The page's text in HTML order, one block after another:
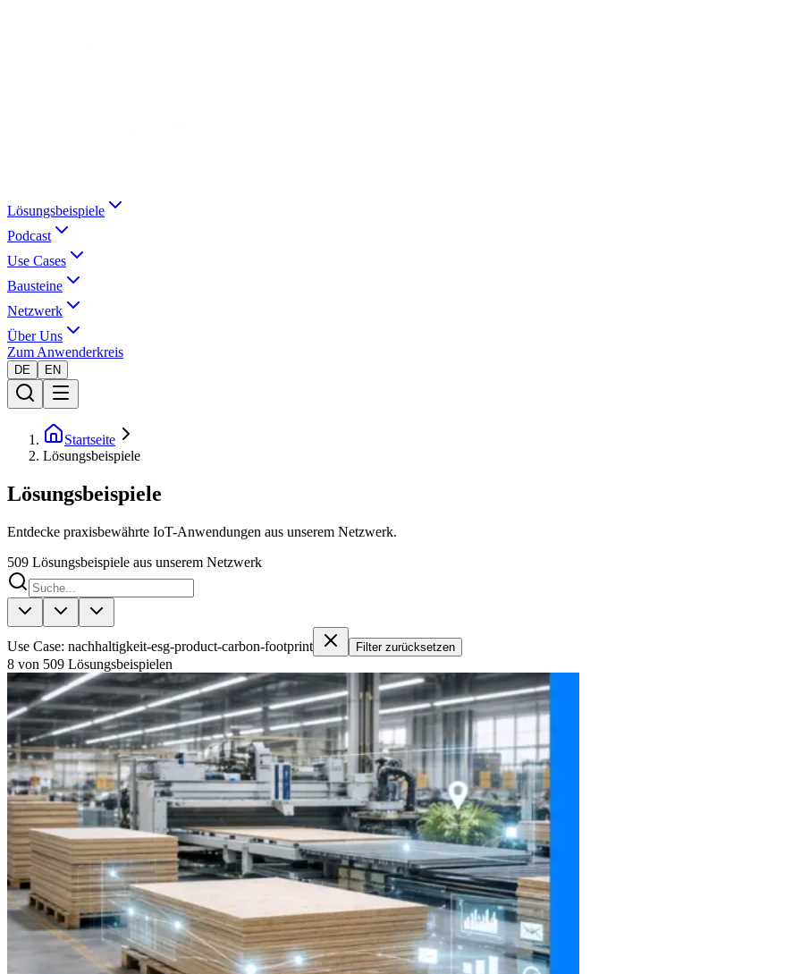
Lösungsbeispiele
Podcast
Use Cases
Bausteine
Netzwerk
Über Uns
Zum Anwenderkreis
DE EN
Startseite
Lösungsbeispiele
Lösungsbeispiele
Entdecke praxisbewährte IoT-Anwendungen aus unserem Netzwerk.
509 Lösungsbeispiele aus unserem Netzwerk
Use Case: nachhaltigkeit-esg-product-carbon-footprint Filter zurücksetzen
8 von 509 Lösungsbeispielen